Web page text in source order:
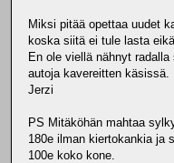
Miksi pitää opettaa uudet
koska siitä ei tule lasta
En ole viellä nähnyt
autoja kavereitten käsissä.
Jerzi
PS Mitäköhän mahtaa
180e ilman kiertokankia ja
100e koko kone.